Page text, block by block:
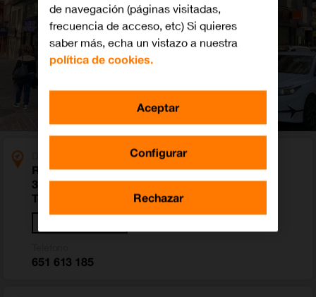
Rambla Pulido 55
38004 Santa Cruz de Tenerife (Santa Cruz de
Tenerife)
651 613 185
de navegación (páginas visitadas,
frecuencia de acceso, etc) Si quieres
saber más, echa un vistazo a nuestra
política de cookies.
Configurar
Rechazar
Aceptar